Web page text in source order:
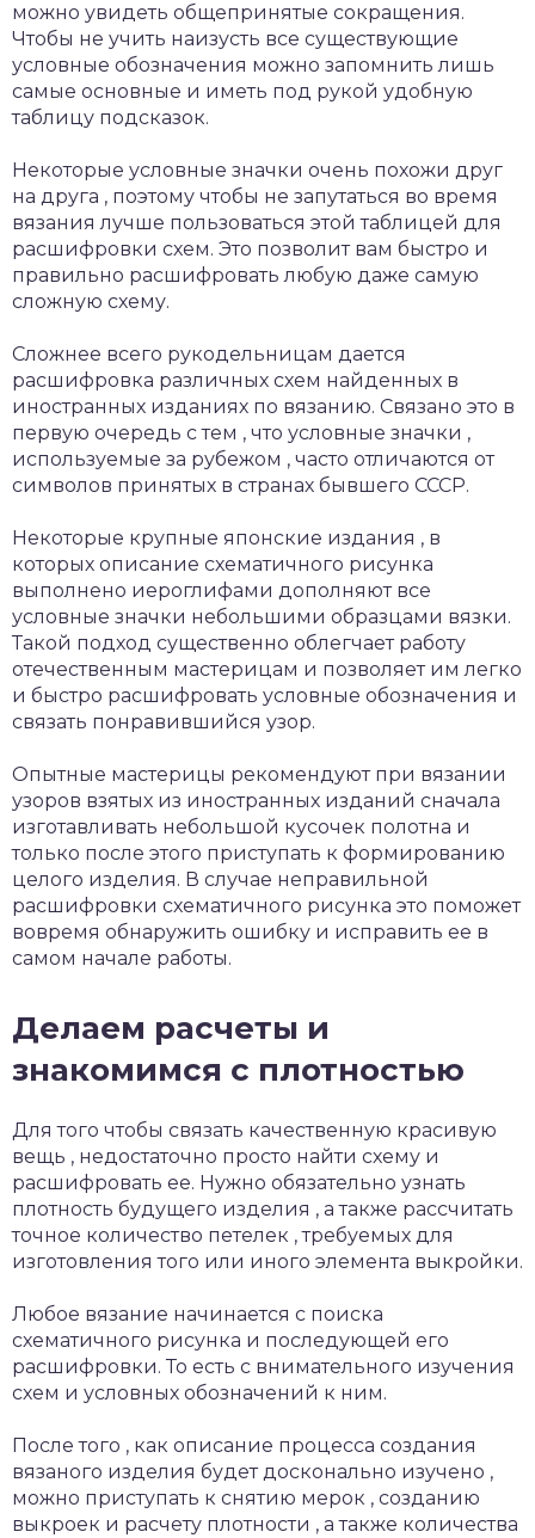
можно увидеть общепринятые сокращения.
Чтобы не учить наизусть все существующие
условные обозначения можно запомнить лишь
самые основные и иметь под рукой удобную
таблицу подсказок.
Некоторые условные значки очень похожи друг
на друга , поэтому чтобы не запутаться во время
вязания лучше пользоваться этой таблицей для
расшифровки схем. Это позволит вам быстро и
правильно расшифровать любую даже самую
сложную схему.
Сложнее всего рукодельницам дается
расшифровка различных схем найденных в
иностранных изданиях по вязанию. Связано это в
первую очередь с тем , что условные значки ,
используемые за рубежом , часто отличаются от
символов принятых в странах бывшего СССР.
Некоторые крупные японские издания , в
которых описание схематичного рисунка
выполнено иероглифами дополняют все
условные значки небольшими образцами вязки.
Такой подход существенно облегчает работу
отечественным мастерицам и позволяет им легко
и быстро расшифровать условные обозначения и
связать понравившийся узор.
Опытные мастерицы рекомендуют при вязании
узоров взятых из иностранных изданий сначала
изготавливать небольшой кусочек полотна и
только после этого приступать к формированию
целого изделия. В случае неправильной
расшифровки схематичного рисунка это поможет
вовремя обнаружить ошибку и исправить ее в
самом начале работы.
Делаем расчеты и
знакомимся с плотностью
Для того чтобы связать качественную красивую
вещь , недостаточно просто найти схему и
расшифровать ее. Нужно обязательно узнать
плотность будущего изделия , а также рассчитать
точное количество петелек , требуемых для
изготовления того или иного элемента выкройки.
Любое вязание начинается с поиска
схематичного рисунка и последующей его
расшифровки. То есть с внимательного изучения
схем и условных обозначений к ним.
После того , как описание процесса создания
вязаного изделия будет досконально изучено ,
можно приступать к снятию мерок , созданию
выкроек и расчету плотности , а также количества